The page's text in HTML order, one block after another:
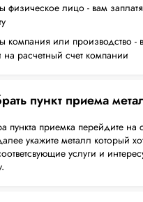
физическое лицо - вам
компания или производство -
на расчетный счет компании
пункт приема
пункта приемка перейдите на
укажите металл который